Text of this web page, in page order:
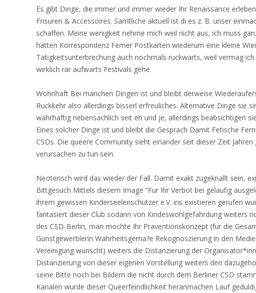
Es gibt Dinge, die immer und immer wieder Ihr Renaissance
Frisuren & Accessoires. Samtliche aktuell ist di es z. B. unser
schaffen. Meine wenigkeit nehme mich weil nicht aus, ich muss
hatten Korrespondenz Ferner Postkarten wiederum eine kleine
Tatigkeitsunterbrechung auch nochmals ruckwarts, weil vermag
wirklich rar aufwarts Festivals gehe.
Wohnhaft Bei manchen Dingen ist und bleibt derweise
Ruckkehr also allerdings bisserl erfreuliches. Alternative Dinge sie
wahrhaftig nebensachlich seit eh und je, allerdings beabsichtigen
Eines solcher Dinge ist und bleibt die Gesprach Damit Fetische
CSDs. Die queere Community sieht einander seit dieser Zeit
verursachen zu tun sein.
Neoterisch wird das wieder der Fall. Damit exakt zugeknallt sein,
Bittgesuch Mittels diesem Image “Fur Ihr Verbot bei gelaufig
ihrem gewissen Kinderseelenschutzer e.V. ins existieren gerufen
fantasiert dieser Club sodann von Kindeswohlgefahrdung weiters
des CSD-Berlin, man mochte Ihr Praventionskonzept (fur die
Gunstgewerblerin Wahrheitsgema?e Rekognoszierung in den
Vereinigung wunscht) weiters die Distanzierung der
Distanzierung von dieser eigenen Vorstellung weiters den
seine Bitte noch bei Bildern die nicht durch dem Berliner CSD
Kanalen wurde dieser Queerfeindlichkeit heranmachen Lauf